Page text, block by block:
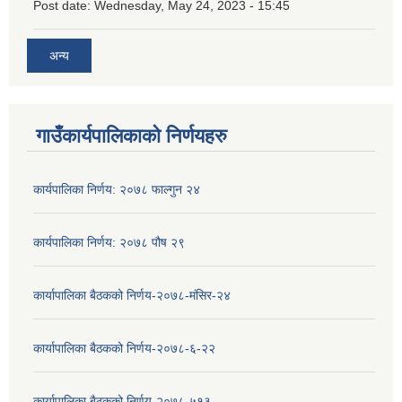
Post date: Wednesday, May 24, 2023 - 15:45
अन्य
गाउँकार्यपालिकाको निर्णयहरु
कार्यपालिका निर्णय: २०७८ फाल्गुन २४
कार्यपालिका निर्णय: २०७८ पौष २९
कार्यापालिका बैठकको निर्णय-२०७८-मंसिर-२४
कार्यापालिका बैठकको निर्णय-२०७८-६-२२